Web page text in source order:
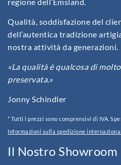
Qualità, soddisfazione del
dell’autentica tradizione
nostra attività da generazioni.
«La qualità è qualcosa di
preservata.»
Jonny Schindler
* Tutti i prezzi sono comprensivi di IVA.
Informazioni sulla spedizione
Il Nostro Showroom